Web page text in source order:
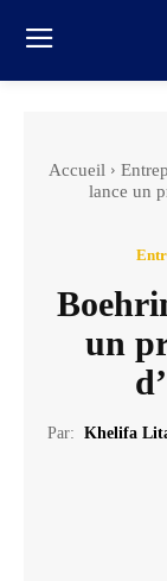
Accueil
lance un
un
Par: Khelifa